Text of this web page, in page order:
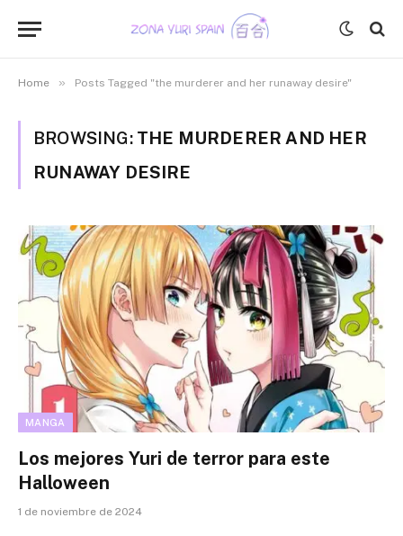
Home » Posts Tagged "the murderer and her runaway desire"
BROWSING: THE MURDERER AND HER
RUNAWAY DESIRE
MANGA
Los mejores Yuri de terror para este
Halloween
1 de noviembre de 2024